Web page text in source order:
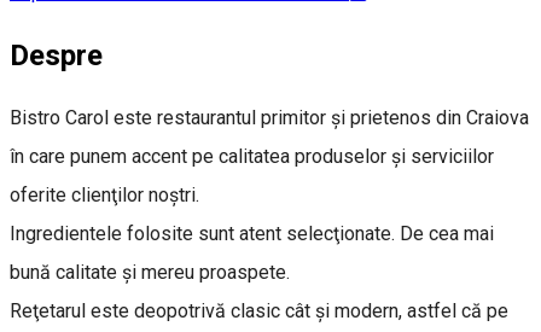
Despre
Bistro Carol este restaurantul primitor şi prietenos din Craiova
în care punem accent pe calitatea produselor şi serviciilor
oferite clienţilor noştri.
Ingredientele folosite sunt atent selecţionate. De cea mai
bună calitate şi mereu proaspete.
Reţetarul este deopotrivă clasic cât şi modern, astfel că pe